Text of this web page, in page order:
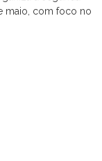
maio, com foco no